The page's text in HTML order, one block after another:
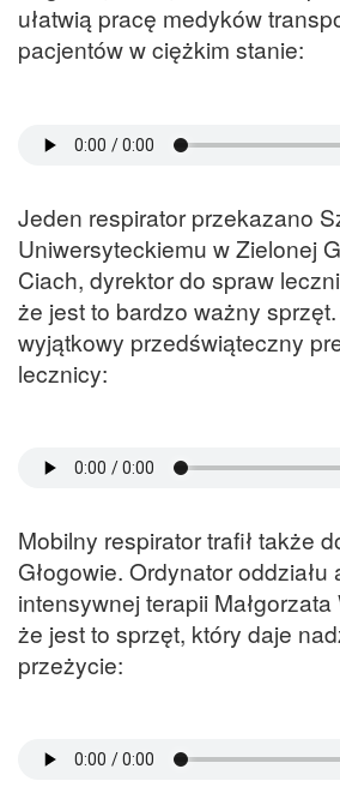
ułatwią pracę medyków
pacjentów w ciężkim stanie:
Jeden respirator przekazano
Uniwersyteckiemu w Zielonej
Ciach, dyrektor do spraw
że jest to bardzo ważny
wyjątkowy przedświąteczny
lecznicy:
Mobilny respirator trafił także
Głogowie. Ordynator
intensywnej terapii
że jest to sprzęt, który daje
przeżycie: